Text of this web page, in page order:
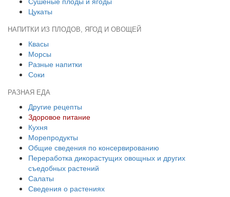
Цукаты
НАПИТКИ ИЗ ПЛОДОВ, ЯГОД И ОВОЩЕЙ
Квасы
Морсы
Разные напитки
Соки
РАЗНАЯ ЕДА
Другие рецепты
Здоровое питание
Кухня
Морепродукты
Общие сведения по консервированию
Переработка дикорастущих овощных и других
съедобных растений
Салаты
Сведения о растениях